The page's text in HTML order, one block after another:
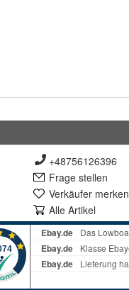
+48756126396
Frage stellen
Verkäufer merken
Alle Artikel